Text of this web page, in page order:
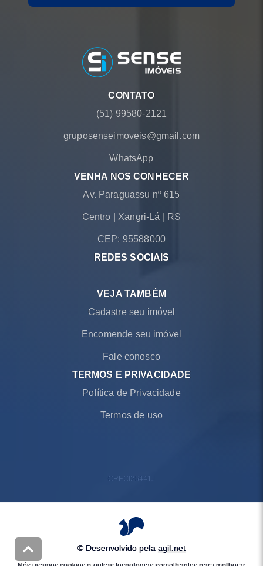
CONTATO
(51) 99580-2121
gruposenseimoveis@gmail.com
WhatsApp
VENHA NOS CONHECER
Av. Paraguassu nº 615
Centro Xangri-Lá RS
CEP: 95588000
REDES SOCIAIS
VEJA TAMBÉM
Cadastre seu imóvel
Encomende seu imóvel
Fale conosco
TERMOS E PRIVACIDADE
Política de Privacidade
Termos de uso
CRECI 26441J
© Desenvolvido pela agil.net
Nós usamos cookies e outras tecnologias semelhantes para melhorar